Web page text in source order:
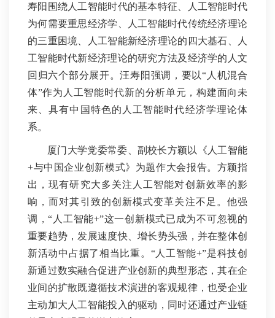
寿阳围绕人工智能时代的基本特征、人工智能时代
为何需要重思经济学、人工智能时代传统经济理论
的三重困境、人工智能新经济理论的四大基石、人
工智能时代新经济理论的研究方法及经济学的人文
回归六个部分展开。汪寿阳强调，要以“人机混合
体”作为人工智能时代新的分析单元，构建面向未
来、具有中国特色的人工智能时代经济学理论体
系。
厦门大学党委常委、副校长方颖以《人工智能
+与中国企业创新模式》为题作大会报告。方颖指
出，现有研究大多关注人工智能对创新效率的影
响，而对其引致的创新模式变革关注不足。他强
调，“人工智能+”这一创新模式已成为不可忽视的
重要趋势，发展速度快、增长势头强，并在整体创
新活动中占据了相当比重。“人工智能+”是科技创
新通过数实融合促进产业创新的典型形态，其在企
业间的扩散既遵循技术演进的客观规律，也受企业
主动加大人工智能投入的驱动，同时还通过产业链